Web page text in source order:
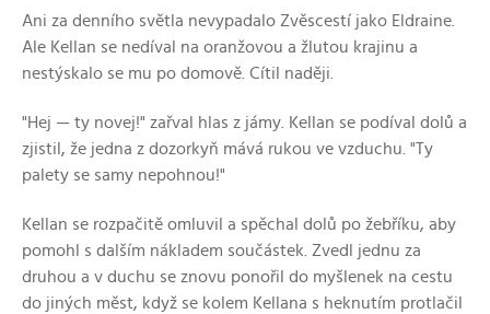
Ani za denního světla nevypadalo Zvěscestí jako Eldraine.
Ale Kellan se nedíval na oranžovou a žlutou krajinu a
nestýskalo se mu po domově. Cítil naději.
"Hej — ty novej!" zařval hlas z jámy. Kellan se podíval dolů a
zjistil, že jedna z dozorkyň mává rukou ve vzduchu. "Ty
palety se samy nepohnou!"
Kellan se rozpačitě omluvil a spěchal dolů po žebříku, aby
pomohl s dalším nákladem součástek. Zvedl jednu za
druhou a v duchu se znovu ponořil do myšlenek na cestu
do jiných měst, když se kolem Kellana s heknutím protlačil